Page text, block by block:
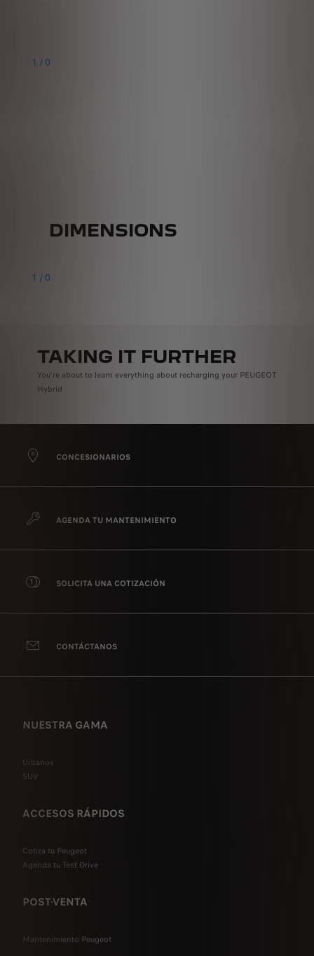
1 / 0
DIMENSIONS
1 / 0
TAKING IT FURTHER
You're about to learn everything about recharging your PEUGEOT
Hybrid
CONCESIONARIOS
AGENDA TU MANTENIMIENTO
SOLICITA UNA COTIZACIÓN
CONTÁCTANOS
NUESTRA GAMA
Urbanos
SUV
ACCESOS RÁPIDOS
Cotiza tu Peugeot
Agenda tu Test Drive
POST-VENTA
Mantenimiento Peugeot